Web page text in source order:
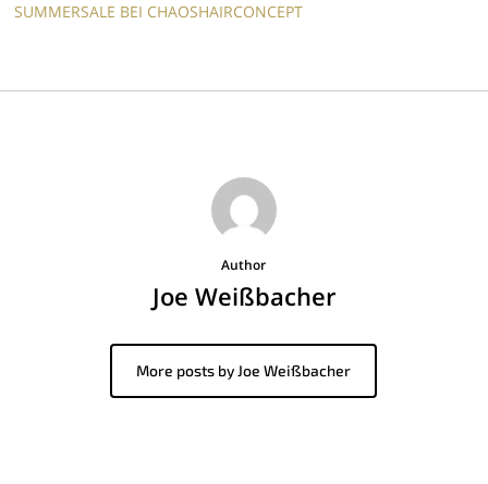
SUMMERSALE BEI CHAOSHAIRCONCEPT
Author
Joe Weißbacher
More posts by Joe Weißbacher